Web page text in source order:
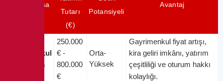
Golden Visa
Tutarı
(€)
Potansiyeli
Avantaj
Gayrimenkul
Satın Alma
250.000
€ -
800.000
€
Orta-
Yüksek
Gayrimenkul fiyat artışı,
kira geliri imkânı, yatırım
çeşitliliği ve oturum hakkı
kolaylığı.